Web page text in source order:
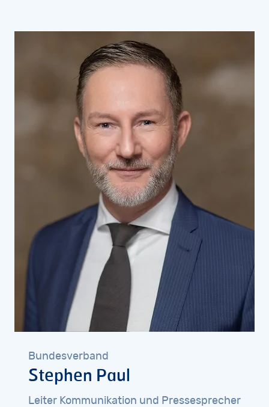
Bundesverband
Stephen Paul
Leiter Kommunikation und Pressesprecher